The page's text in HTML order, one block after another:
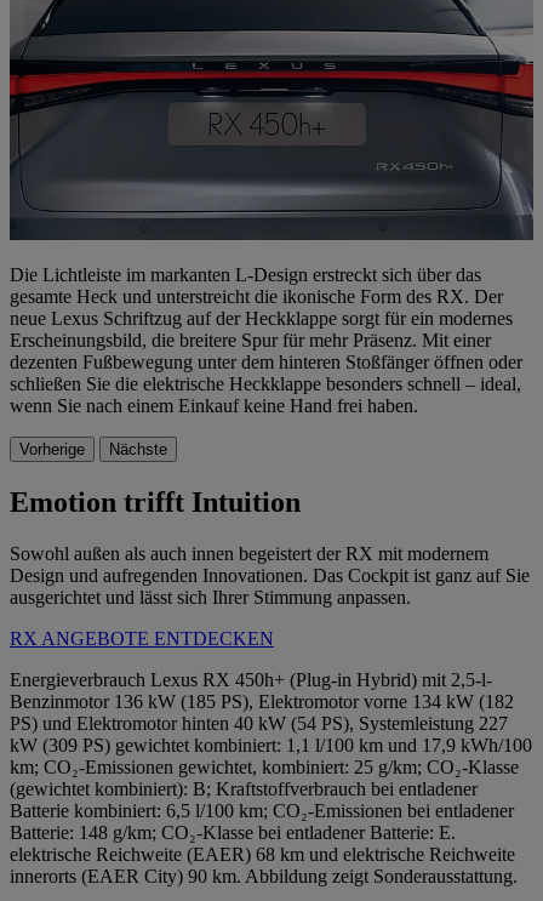
Die Lichtleiste im markanten L-Design erstreckt sich über das
gesamte Heck und unterstreicht die ikonische Form des RX. Der
neue Lexus Schriftzug auf der Heckklappe sorgt für ein modernes
Erscheinungsbild, die breitere Spur für mehr Präsenz. Mit einer
dezenten Fußbewegung unter dem hinteren Stoßfänger öffnen oder
schließen Sie die elektrische Heckklappe besonders schnell – ideal,
wenn Sie nach einem Einkauf keine Hand frei haben.
Vorherige Nächste
Emotion trifft Intuition
Sowohl außen als auch innen begeistert der RX mit modernem
Design und aufregenden Innovationen. Das Cockpit ist ganz auf Sie
ausgerichtet und lässt sich Ihrer Stimmung anpassen.
RX ANGEBOTE ENTDECKEN
Energieverbrauch Lexus RX 450h+ (Plug-in Hybrid) mit 2,5-l-
Benzinmotor 136 kW (185 PS), Elektromotor vorne 134 kW (182
PS) und Elektromotor hinten 40 kW (54 PS), Systemleistung 227
kW (309 PS) gewichtet kombiniert: 1,1 l/100 km und 17,9 kWh/100
km; CO₂-Emissionen gewichtet, kombiniert: 25 g/km; CO₂-Klasse
(gewichtet kombiniert): B; Kraftstoffverbrauch bei entladener
Batterie kombiniert: 6,5 l/100 km; CO₂-Emissionen bei entladener
Batterie: 148 g/km; CO₂-Klasse bei entladener Batterie: E.
elektrische Reichweite (EAER) 68 km und elektrische Reichweite
innerorts (EAER City) 90 km. Abbildung zeigt Sonderausstattung.